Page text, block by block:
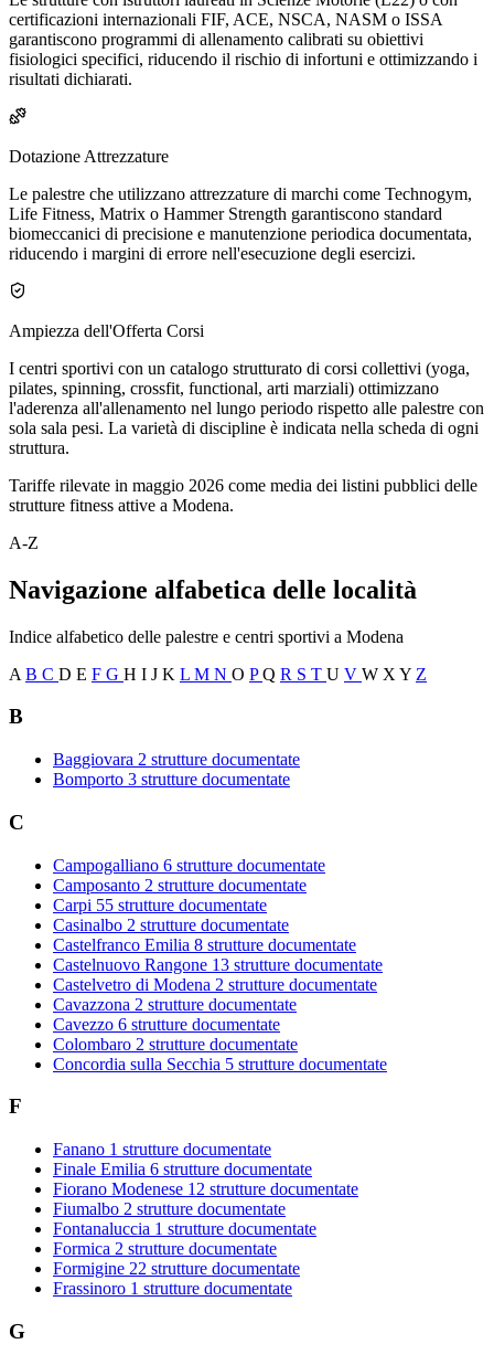
certificazioni internazionali FIF, ACE, NSCA, NASM o ISSA
garantiscono programmi di allenamento calibrati su obiettivi
fisiologici specifici, riducendo il rischio di infortuni e ottimizzando i
risultati dichiarati.
Dotazione Attrezzature
Le palestre che utilizzano attrezzature di marchi come Technogym,
Life Fitness, Matrix o Hammer Strength garantiscono standard
biomeccanici di precisione e manutenzione periodica documentata,
riducendo i margini di errore nell'esecuzione degli esercizi.
Ampiezza dell'Offerta Corsi
I centri sportivi con un catalogo strutturato di corsi collettivi (yoga,
pilates, spinning, crossfit, functional, arti marziali) ottimizzano
l'aderenza all'allenamento nel lungo periodo rispetto alle palestre con
sola sala pesi. La varietà di discipline è indicata nella scheda di ogni
struttura.
Tariffe rilevate in maggio 2026 come media dei listini pubblici delle
strutture fitness attive a Modena.
A-Z
Navigazione alfabetica delle località
Indice alfabetico delle palestre e centri sportivi a Modena
A B C D E F G H I J K L M N O PQ R S T U V W X Y Z
B
Baggiovara 2 strutture documentate
Bomporto 3 strutture documentate
C
Campogalliano 6 strutture documentate
Camposanto 2 strutture documentate
Carpi 55 strutture documentate
Casinalbo 2 strutture documentate
Castelfranco Emilia 8 strutture documentate
Castelnuovo Rangone 13 strutture documentate
Castelvetro di Modena 2 strutture documentate
Cavazzona 2 strutture documentate
Cavezzo 6 strutture documentate
Colombaro 2 strutture documentate
Concordia sulla Secchia 5 strutture documentate
F
Fanano 1 strutture documentate
Finale Emilia 6 strutture documentate
Fiorano Modenese 12 strutture documentate
Fiumalbo 2 strutture documentate
Fontanaluccia 1 strutture documentate
Formica 2 strutture documentate
Formigine 22 strutture documentate
Frassinoro 1 strutture documentate
G